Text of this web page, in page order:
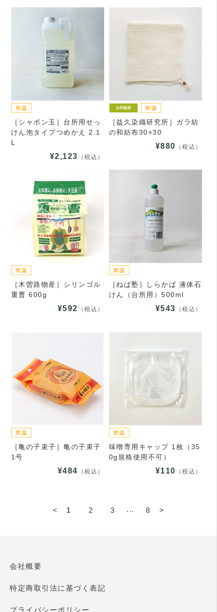
［シャボン玉］台所用せっ
けん泡タイプつめかえ 2.1
L
¥2,123 （税込）
［益久染織研究所］ガラ紡
の和紡布30×30
¥880 （税込）
［木曽路物産］シリンゴル
重曹 600g
¥592 （税込）
［ねば塾］しらかば 液体石
けん（台所用）500ml
¥543 （税込）
［亀の子束子］亀の子束子
1号
¥484 （税込）
味噌専用キャップ 1枚（35
0g規格使用不可）
¥110 （税込）
< 1 2 3 ... 8 >
会社概要
特定商取引法に基づく表記
プライバシーポリシー